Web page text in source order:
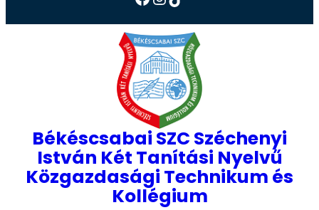
Békéscsabai SZC Széchenyi
István Két Tanítási Nyelvű
Közgazdasági Technikum és
Kollégium